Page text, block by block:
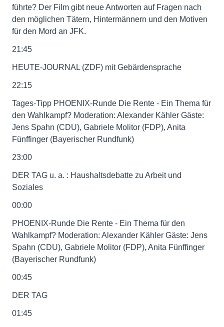
führte? Der Film gibt neue Antworten auf Fragen nach
den möglichen Tätern, Hintermännern und den Motiven
für den Mord an JFK.
21:45
HEUTE-JOURNAL (ZDF) mit Gebärdensprache
22:15
Tages-Tipp PHOENIX-Runde Die Rente - Ein Thema für
den Wahlkampf? Moderation: Alexander Kähler Gäste:
Jens Spahn (CDU), Gabriele Molitor (FDP), Anita
Fünffinger (Bayerischer Rundfunk)
23:00
DER TAG u. a. : Haushaltsdebatte zu Arbeit und
Soziales
00:00
PHOENIX-Runde Die Rente - Ein Thema für den
Wahlkampf? Moderation: Alexander Kähler Gäste: Jens
Spahn (CDU), Gabriele Molitor (FDP), Anita Fünffinger
(Bayerischer Rundfunk)
00:45
DER TAG
01:45